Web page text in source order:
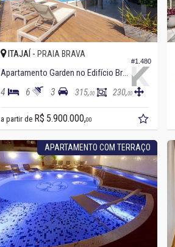
#1.480
ITAJAÍ - PRAIA BRAVA
Apartamento Garden no Edifício Brava Garden
4 6 3 315,00 230,00
a partir de R$ 5.900.000,00
APARTAMENTO COM TERRAÇO